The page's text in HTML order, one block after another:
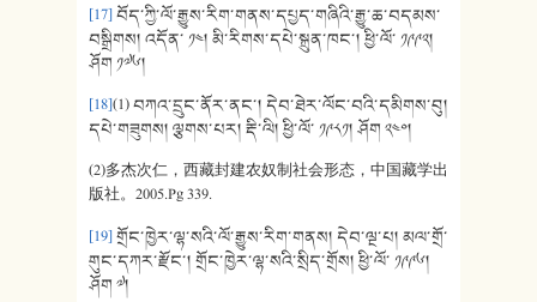
[17]བོད་ཀྱི་ལོ་རྒྱུས་རིག་གནས་དཔྱད་གཞིའི་རྒྱུ་ཆ་བདམས་
བསྒྲིགས། འདོན་ ༡༤། མི་རིགས་དཔེ་སྐྲུན་ཁང་། ཕྱི་ལོ་ ༡༩༩༢།
ཤོག ༡༧༦།
[18](1) བཀའ་དྲུང་ནོར་ནང་། དེབ་ཐེར་ལོང་བའི་དམིགས་བུ།
དཔེ་གཟུགས། ལྕགས་པར། རྡི་ལི། ཕྱི་ལོ་ ༡༩༨༡། ཤོག ༢༤༠།
(2)多杰次仁，西藏封建农奴制社会形态，中国藏学出
版社。2005.Pg 339.
[19]གྲོང་ཁྱེར་ལྷ་སའི་ལོ་རྒྱུས་རིག་གནས། དེབ་ལྔ་པ། མལ་གྲོ་
གུང་དཀར་རྫོང་། གྲོང་ཁྱེར་ལྷ་སའི་སྲིད་གྲོས། ཕྱི་ལོ་ ༡༩༩༦།
ཤོག ༧།